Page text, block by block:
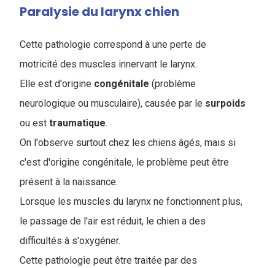
Paralysie du larynx chien
Cette pathologie correspond à une perte de
motricité des muscles innervant le larynx.
Elle est d'origine congénitale (problème
neurologique ou musculaire), causée par le surpoids
ou est traumatique.
On l'observe surtout chez les chiens âgés, mais si
c'est d'origine congénitale, le problème peut être
présent à la naissance.
Lorsque les muscles du larynx ne fonctionnent plus,
le passage de l'air est réduit, le chien a des
difficultés à s'oxygéner.
Cette pathologie peut être traitée par des